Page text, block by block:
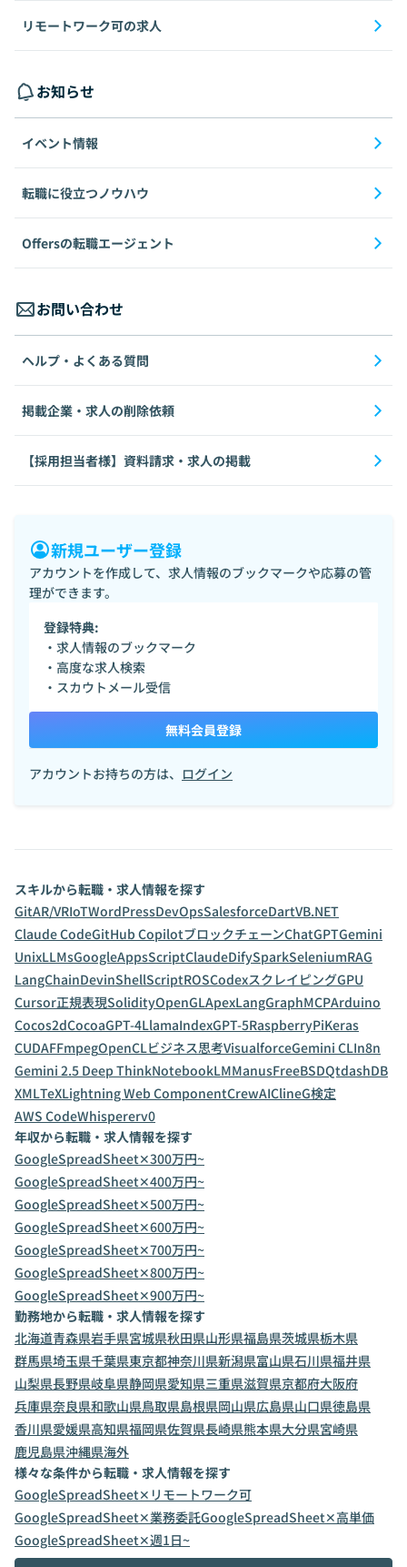
リモートワーク可の求人
お知らせ
イベント情報
転職に役立つノウハウ
Offersの転職エージェント
お問い合わせ
ヘルプ・よくある質問
掲載企業・求人の削除依頼
【採用担当者様】資料請求・求人の掲載
新規ユーザー登録
アカウントを作成して、求人情報のブックマークや応募の管
理ができます。
登録特典:
・求人情報のブックマーク
・高度な求人検索
・スカウトメール受信
無料会員登録
アカウントお持ちの方は、 ログイン
スキルから転職・求人情報を探す
GitAR/VRIoTWordPressDevOpsSalesforceDartVB.NET
Claude CodeGitHub CopilotブロックチェーンChatGPTGemini
UnixLLMsGoogleAppsScriptClaudeDifySparkSeleniumRAG
LangChainDevinShellScriptROSCodexスクレイピングGPU
Cursor正規表現SolidityOpenGLApexLangGraphMCPArduino
Cocos2dCocoaGPT-4LlamaIndexGPT-5RaspberryPiKeras
CUDAFFmpegOpenCLビジネス思考VisualforceGemini CLIn8n
Gemini 2.5 Deep ThinkNotebookLMManusFreeBSDQtdashDB
XMLTeXLightning Web ComponentCrewAIClineG検定
AWS CodeWhispererv0
年収から転職・求人情報を探す
GoogleSpreadSheet✕300万円~
GoogleSpreadSheet✕400万円~
GoogleSpreadSheet✕500万円~
GoogleSpreadSheet✕600万円~
GoogleSpreadSheet✕700万円~
GoogleSpreadSheet✕800万円~
GoogleSpreadSheet✕900万円~
勤務地から転職・求人情報を探す
北海道青森県岩手県宮城県秋田県山形県福島県茨城県栃木県
群馬県埼玉県千葉県東京都神奈川県新潟県富山県石川県福井県
山梨県長野県岐阜県静岡県愛知県三重県滋賀県京都府大阪府
兵庫県奈良県和歌山県鳥取県島根県岡山県広島県山口県徳島県
香川県愛媛県高知県福岡県佐賀県長崎県熊本県大分県宮崎県
鹿児島県沖縄県海外
様々な条件から転職・求人情報を探す
GoogleSpreadSheet✕リモートワーク可
GoogleSpreadSheet✕業務委託GoogleSpreadSheet✕高単価
GoogleSpreadSheet✕週1日~